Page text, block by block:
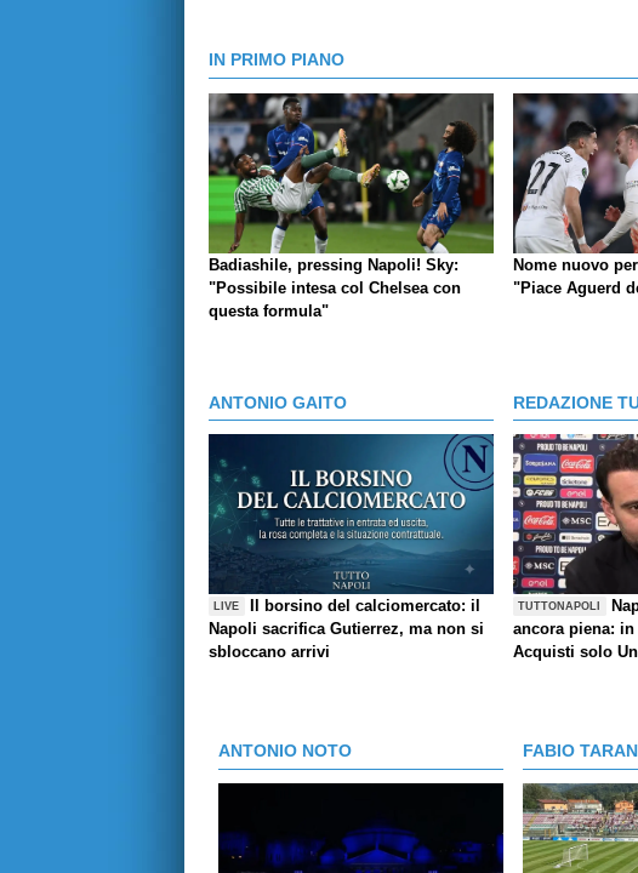
IN PRIMO PIANO
Badiashile, pressing Napoli! Sky:
"Possibile intesa col Chelsea con
questa formula"
Nome nuovo
"Piace Aguerd
ANTONIO GAITO
LIVE
Il borsino del calciomercato: il
Napoli sacrifica Gutierrez, ma non si
sbloccano arrivi
REDAZIONE
TUTTONAPOLI
ancora piena:
Acquisti solo
ANTONIO NOTO FABIO